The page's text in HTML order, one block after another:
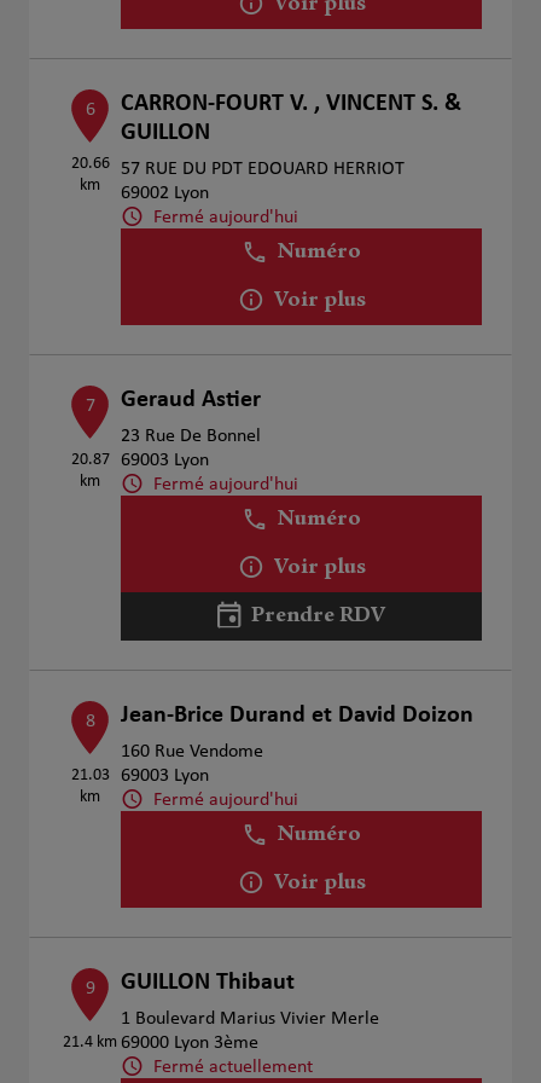
Voir plus
6
20.66
km
CARRON-FOURT V. , VINCENT S. &
GUILLON
57 RUE DU PDT EDOUARD HERRIOT
69002 Lyon
Fermé aujourd'hui
Numéro
Voir plus
7
20.87
km
Geraud Astier
23 Rue De Bonnel
69003 Lyon
Fermé aujourd'hui
Numéro
Voir plus
Prendre RDV
8
21.03
km
Jean-Brice Durand et David Doizon
160 Rue Vendome
69003 Lyon
Fermé aujourd'hui
Numéro
Voir plus
9
21.4 km
GUILLON Thibaut
1 Boulevard Marius Vivier Merle
69000 Lyon 3ème
Fermé actuellement